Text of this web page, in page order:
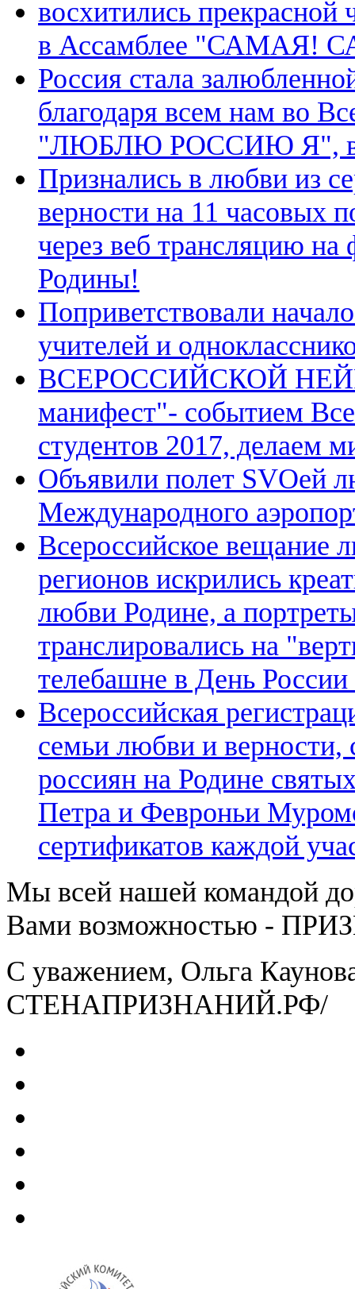
восхитились прекрасной
в Ассамблее "САМАЯ!
Россия стала
благодаря всем нам во
"ЛЮБЛЮ РОССИЮ Я", в
Признались в любви из
верности на 11 часовых
через веб трансляцию
Родины!
Поприветствовали
учителей и
ВСЕРОССИЙСКОЙ
манифест"- событием
студентов 2017, делаем
Объявили полет SVOей
Международного
Всероссийское
регионов искрились
любви Родине, а
транслировались на
телебашне в День
Всероссийская
семьи любви и верности,
россиян на Родине
Петра и Февроньи
сертификатов каждой
Мы всей нашей командой
Вами возможностью -
С уважением, Ольга
СТЕНАПРИЗНАНИЙ.РФ/